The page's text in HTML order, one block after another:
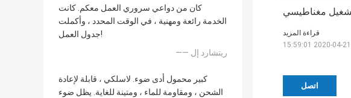
كان من دواعي سروري العمل معكم. كانت
الخدمة رائعة ومهنية ، في الوقت المحدد ، وأكملت
جدول العمل!
—— ريتشارد إل
كبير محمول أدى ضوء. لاسلكي ، قابلة لإعادة
الشحن ، ومقاومة للماء ، ومتينة للغاية. يظل ضوء
اتصل
قراءة المزيد
2020-04-21 15:59:01